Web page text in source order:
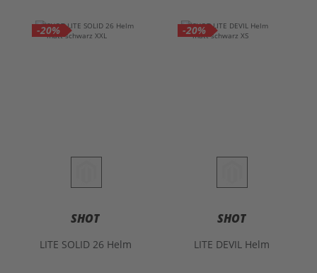
-20%
SHOT
LITE SOLID 26 Helm
-20%
SHOT
LITE DEVIL Helm